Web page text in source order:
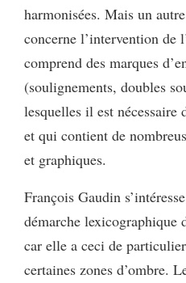
harmonisées. Mais un
concerne l’intervention de
comprend des marques
(soulignements, doubles
lesquelles il est nécessaire
et qui contient de
et graphiques.
François Gaudin
démarche lexicographique
car elle a ceci de
certaines zones d’ombre.